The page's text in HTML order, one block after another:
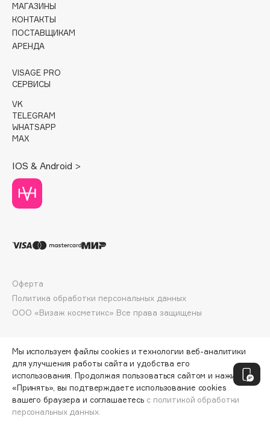
Curaprox
D
d'Alba
DARLING*
Darphin
Deonica
Dessange
Dior
Dolomit
DP Daily Perfection
Dr. Vranjes Firenze
Dr.Althea
Dr.Jart+
DSD de Luxe
СООБЩИТЬ О ПОСТУПЛЕНИИ
МАГАЗИНЫ
КОНТАКТЫ
ПОСТАВЩИКАМ
АРЕНДА
VISAGE PRO
СЕРВИСЫ
VK
TELEGRAM
WHATSAPP
MAX
IOS & Android >
ООО «Визаж косметикс» Все права защищены
Оферта
Политика обработки персональных данных
Мы используем файлы cookies и технологии веб-аналитики
для улучшения работы сайта и удобства его
использования. Продолжая пользоваться сайтом и нажимая
«Принять», вы подтверждаете использование cookies
вашего браузера и соглашаетесь с политикой обработки
персональных данных.